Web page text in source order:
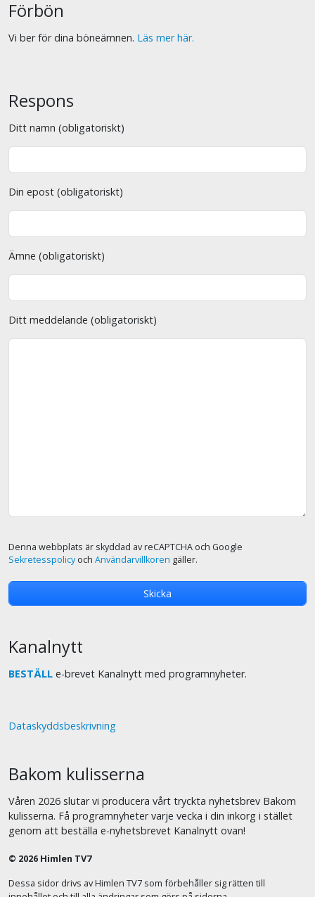
Förbön
Vi ber för dina böneämnen. Läs mer här.
Respons
Ditt namn (obligatoriskt)
Din epost (obligatoriskt)
Ämne (obligatoriskt)
Ditt meddelande (obligatoriskt)
Denna webbplats är skyddad av reCAPTCHA och Google
Sekretesspolicyoch Användarvillkoren gäller.
Kanalnytt
BESTÄLL e-brevet Kanalnytt med programnyheter.
Dataskyddsbeskrivning
Bakom kulisserna
Våren 2026 slutar vi producera vårt tryckta nyhetsbrev Bakom
kulisserna. Få programnyheter varje vecka i din inkorg i stället
genom att beställa e-nyhetsbrevet Kanalnytt ovan!
© 2026 Himlen TV7
Dessa sidor drivs av Himlen TV7 som förbehåller sig rätten till